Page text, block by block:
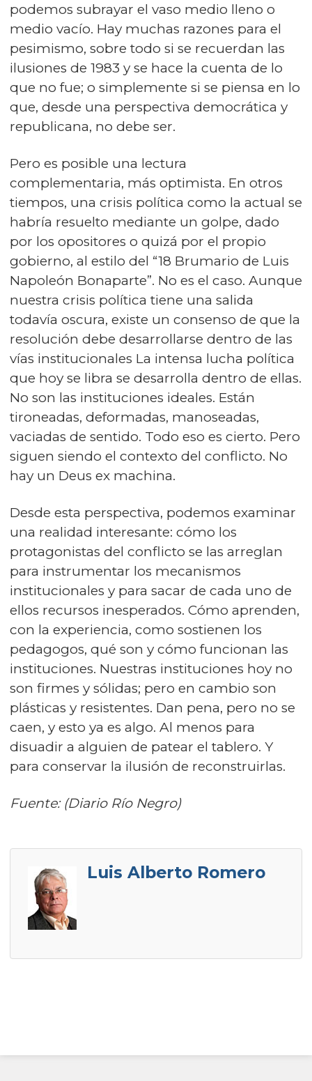
podemos subrayar el vaso medio lleno o
medio vacío. Hay muchas razones para el
pesimismo, sobre todo si se recuerdan las
ilusiones de 1983 y se hace la cuenta de lo
que no fue; o simplemente si se piensa en lo
que, desde una perspectiva democrática y
republicana, no debe ser.
Pero es posible una lectura
complementaria, más optimista. En otros
tiempos, una crisis política como la actual se
habría resuelto mediante un golpe, dado
por los opositores o quizá por el propio
gobierno, al estilo del “18 Brumario de Luis
Napoleón Bonaparte”. No es el caso. Aunque
nuestra crisis política tiene una salida
todavía oscura, existe un consenso de que la
resolución debe desarrollarse dentro de las
vías institucionales La intensa lucha política
que hoy se libra se desarrolla dentro de ellas.
No son las instituciones ideales. Están
tironeadas, deformadas, manoseadas,
vaciadas de sentido. Todo eso es cierto. Pero
siguen siendo el contexto del conflicto. No
hay un Deus ex machina.
Desde esta perspectiva, podemos examinar
una realidad interesante: cómo los
protagonistas del conflicto se las arreglan
para instrumentar los mecanismos
institucionales y para sacar de cada uno de
ellos recursos inesperados. Cómo aprenden,
con la experiencia, como sostienen los
pedagogos, qué son y cómo funcionan las
instituciones. Nuestras instituciones hoy no
son firmes y sólidas; pero en cambio son
plásticas y resistentes. Dan pena, pero no se
caen, y esto ya es algo. Al menos para
disuadir a alguien de patear el tablero. Y
para conservar la ilusión de reconstruirlas.
Fuente: (Diario Río Negro)
Luis Alberto Romero